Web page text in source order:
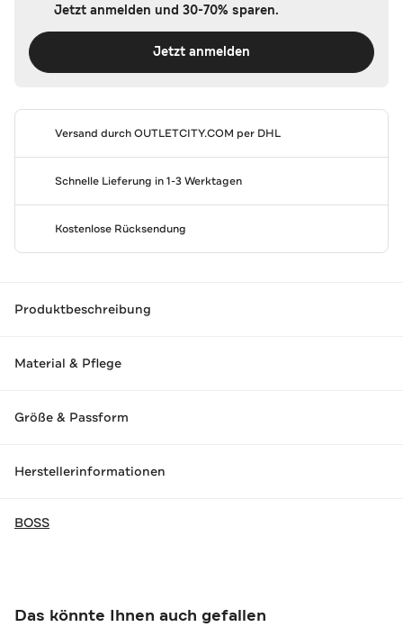
Jetzt anmelden und 30-70% sparen.
Jetzt anmelden
Versand durchOUTLETCITY.COM per DHL
Schnelle Lieferung in 1-3 Werktagen
Kostenlose Rücksendung
Produktbeschreibung
Material & Pflege
Größe & Passform
Herstellerinformationen
BOSS
Das könnte Ihnen auch gefallen